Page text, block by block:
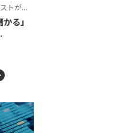
マの本質
る」